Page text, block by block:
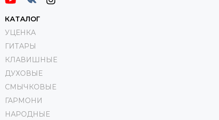
КАТАЛОГ
УЦЕНКА
ГИТАРЫ
КЛАВИШНЫЕ
ДУХОВЫЕ
СМЫЧКОВЫЕ
ГАРМОНИ
НАРОДНЫЕ